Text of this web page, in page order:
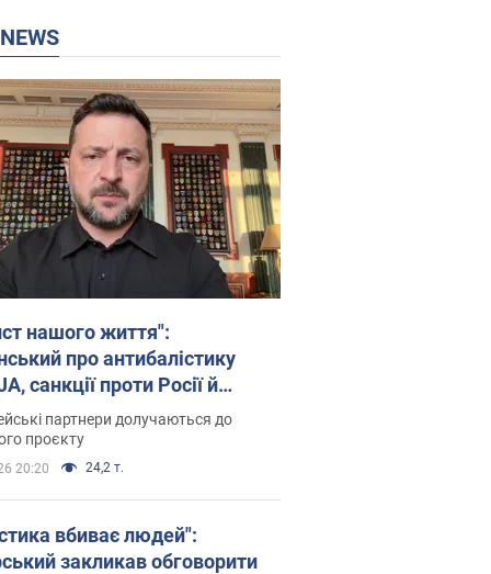
NEWS
нашого життя":
про антибалістику
санкції проти Росії й
аграріїв. Відео
партнери долучаються до
проєкту
20:20 24,2 т.
вбиває людей":
закликав обговорити